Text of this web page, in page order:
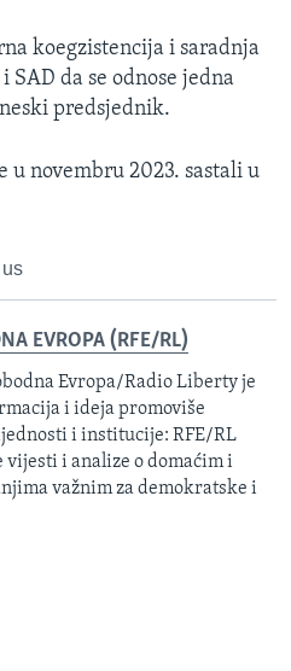
koegzistencija i saradnja
SAD da se odnose jedna
predsjednik.
u novembru 2023. sastali u
EVROPA (RFE/RL)
Evropa/Radio Liberty je
i ideja promoviše
i institucije: RFE/RL
i analize o domaćim i
važnim za demokratske i